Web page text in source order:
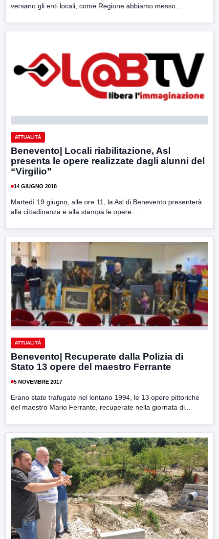
versano gli enti locali, come Regione abbiamo messo...
ATTUALITÀ
Benevento| Locali riabilitazione, Asl
presenta le opere realizzate dagli alunni del
“Virgilio”
14 GIUGNO 2018
Martedì 19 giugno, alle ore 11, la Asl di Benevento presenterà
alla cittadinanza e alla stampa le opere...
ATTUALITÀ
Benevento| Recuperate dalla Polizia di
Stato 13 opere del maestro Ferrante
5 NOVEMBRE 2017
Erano state trafugate nel lontano 1994, le 13 opere pittoriche
del maestro Mario Ferrante, recuperate nella giornata di...